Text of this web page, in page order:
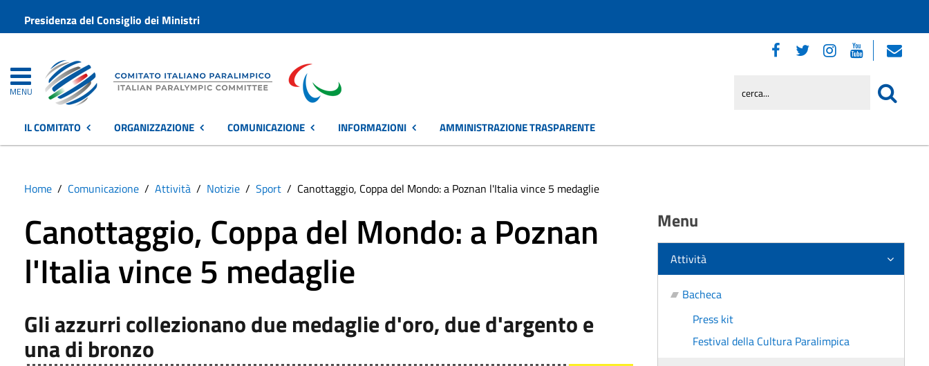
Presidenza del Consiglio dei Ministri
MENU
IL COMITATO ORGANIZZAZIONE COMUNICAZIONE INFORMAZIONI AMMINISTRAZIONE TRASPARENTE
Home Comunicazione Attività Notizie Sport Canottaggio, Coppa del Mondo: a Poznan l'Italia vince 5 medaglie
Canottaggio, Coppa del Mondo: a Poznan
l'Italia vince 5 medaglie
Gli azzurri collezionano due medaglie d'oro, due d'argento e
una di bronzo
Menu
Attività
Bacheca
Press kit
Festival della Cultura Paralimpica